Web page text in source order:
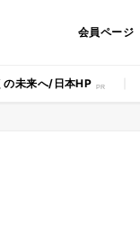
会員ページ
の未来へ/日本HP